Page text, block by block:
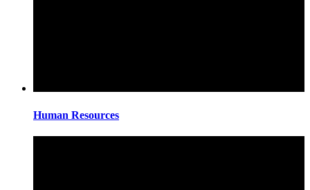
Human Resources